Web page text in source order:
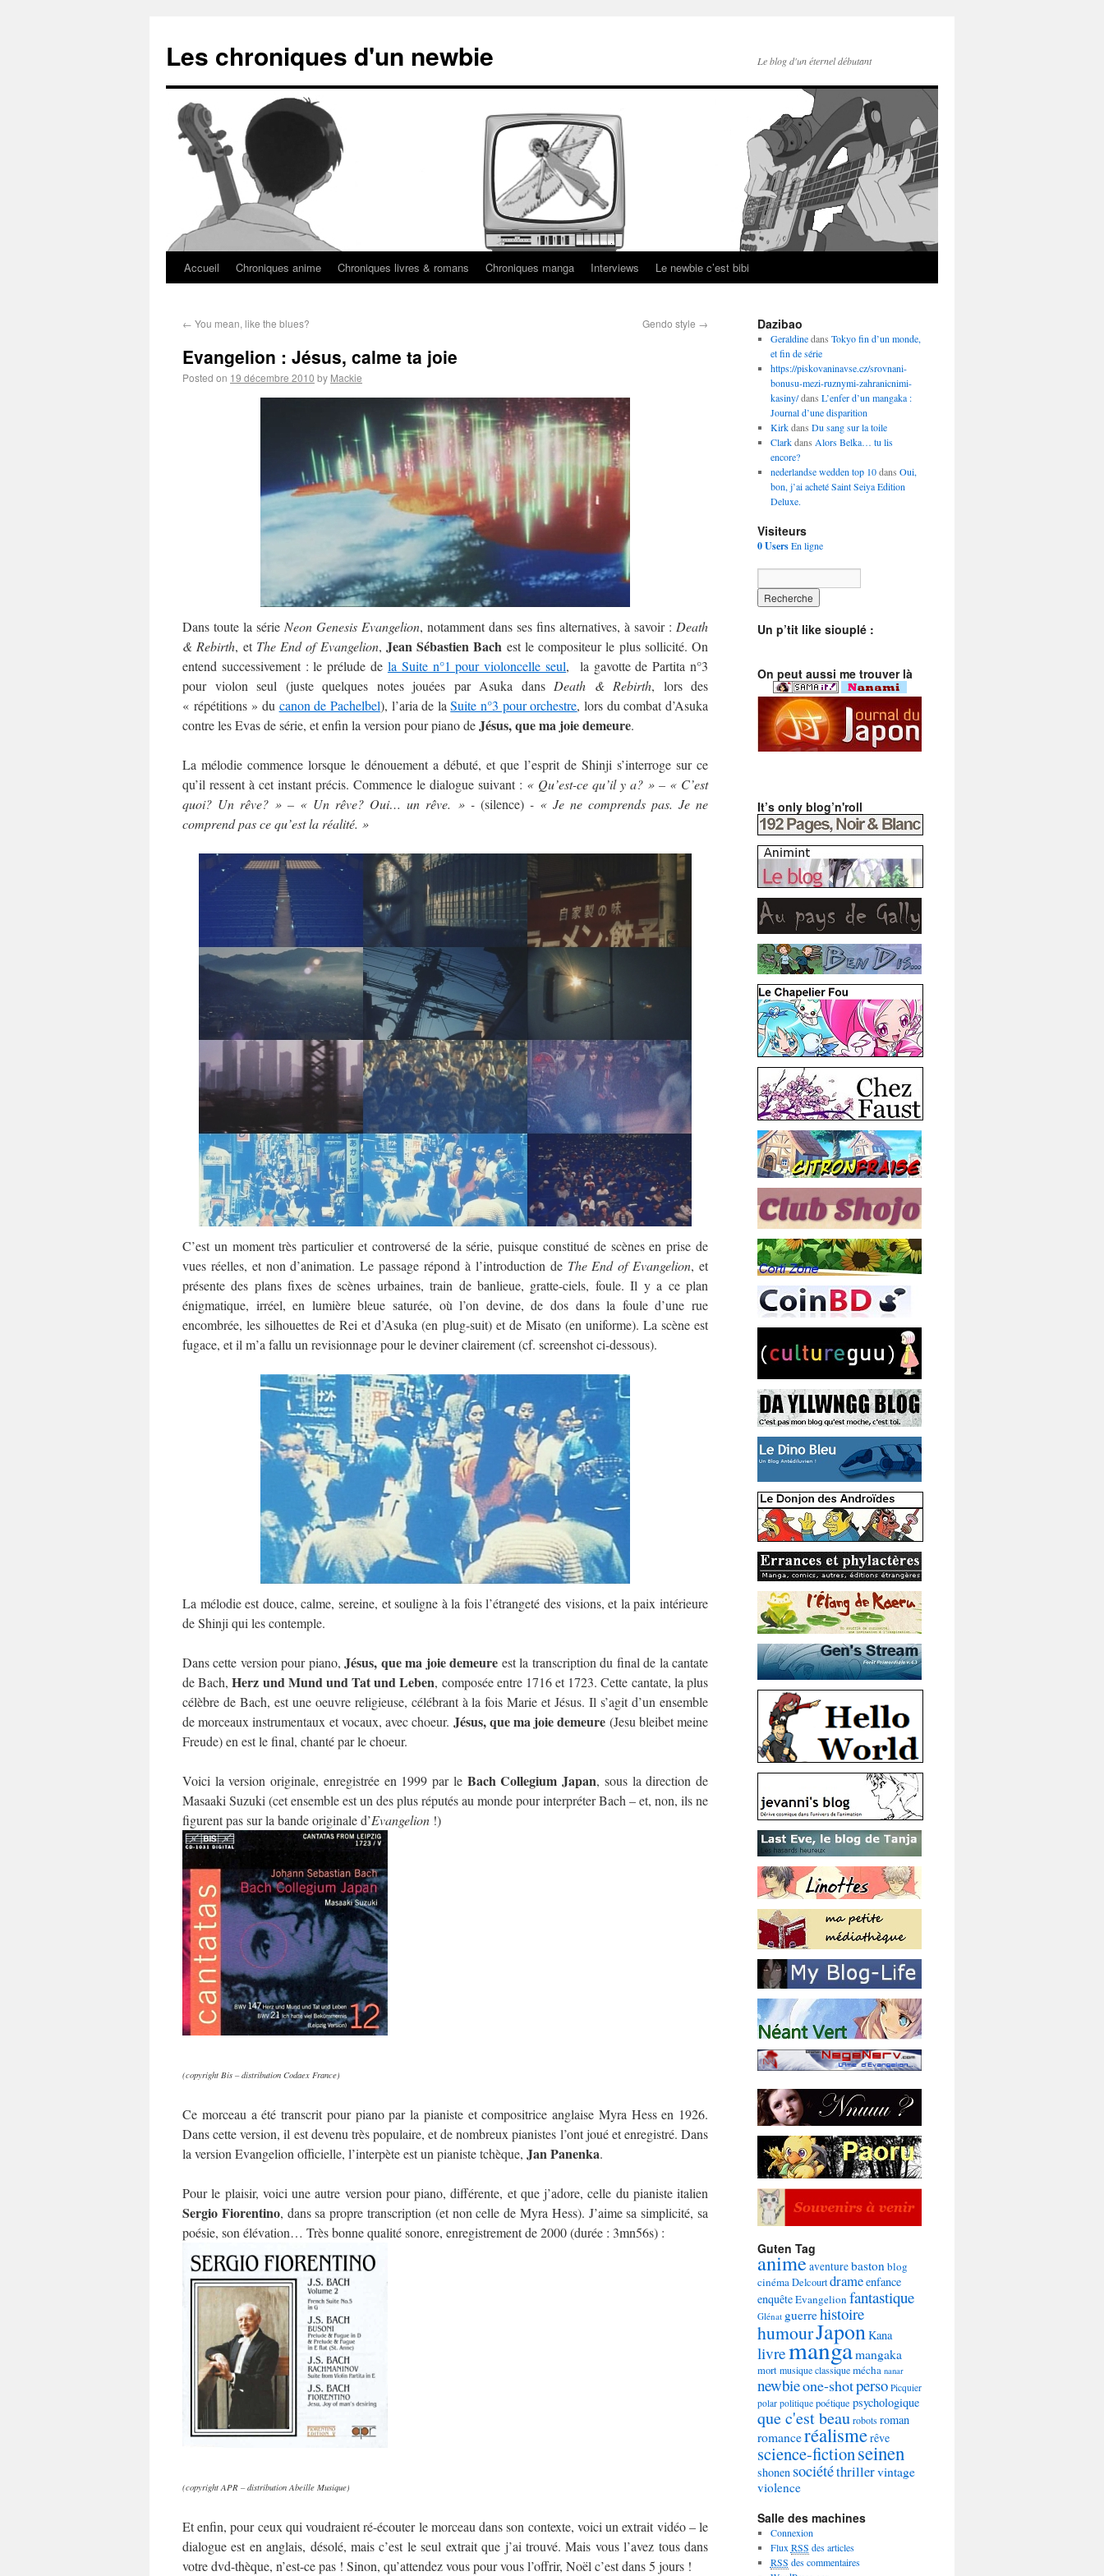
Les chroniques d'un newbie Le blog d'un éternel débutant
Accueil Chroniques anime Chroniques livres & romans Chroniques manga Interviews Le newbie c’est bibi
← You mean, like the blues? Gendo style →
Evangelion : Jésus, calme ta joie
Posted on 19 décembre 2010 by Mackie
Dans toute la série Neon Genesis Evangelion, notamment dans ses fins alternatives, à savoir : Death
& Rebirth, et The End of Evangelion, Jean Sébastien Bach est le compositeur le plus sollicité. On
entend successivement : le prélude de la Suite n°1 pour violoncelle seul, la gavotte de Partita n°3
pour violon seul (juste quelques notes jouées par Asuka dans Death & Rebirth, lors des
« répétitions » du canon de Pachelbel), l’aria de laSuite n°3 pour orchestre, lors du combat d’Asuka
contre les Evas de série, et enfin la version pour piano deJésus, que ma joie demeure.
La mélodie commence lorsque le dénouement a débuté, et que l’esprit de Shinji s’interroge sur ce
qu’il ressent à cet instant précis. Commence le dialogue suivant : « Qu’est-ce qu’il y a? » – « C’est
quoi? Un rêve? » – « Un rêve? Oui… un rêve. » -(silence) - « Je ne comprends pas. Je ne
comprend pas ce qu’est la réalité. »
C’est un moment très particulier et controversé de la série, puisque constitué de scènes en prise de
vues réelles, et non d’animation. Le passage répond à l’introduction de The End of Evangelion, et
présente des plans fixes de scènes urbaines, train de banlieue, gratte-ciels, foule. Il y a ce plan
énigmatique, irréel, en lumière bleue saturée, où l’on devine, de dos dans la foule d’une rue
encombrée, les silhouettes de Rei et d’Asuka (en plug-suit) et de Misato (en uniforme). La scène est
fugace, et il m’a fallu un revisionnage pour le deviner clairement (cf. screenshot ci-dessous).
La mélodie est douce, calme, sereine, et souligne à la fois l’étrangeté des visions, et la paix intérieure
de Shinji qui les contemple.
Dans cette version pour piano,Jésus, que ma joie demeure est la transcription du final de la cantate
de Bach,Herz und Mund und Tat und Leben, composée entre 1716 et 1723. Cette cantate, la plus
célèbre de Bach, est une oeuvre religieuse, célébrant à la fois Marie et Jésus. Il s’agit d’un ensemble
de morceaux instrumentaux et vocaux, avec choeur. Jésus, que ma joie demeure (Jesu bleibet meine
Freude) en est le final, chanté par le choeur.
Voici la version originale, enregistrée en 1999 par le Bach Collegium Japan, sous la direction de
Masaaki Suzuki (cet ensemble est un des plus réputés au monde pour interpréter Bach – et, non, ils ne
figurent pas sur la bande originale d’Evangelion !)
(copyright Bis – distribution Codaex France)
Ce morceau a été transcrit pour piano par la pianiste et compositrice anglaise Myra Hess en 1926.
Dans cette version, il est devenu très populaire, et de nombreux pianistes l’ont joué et enregistré. Dans
la version Evangelion officielle, l’interpète est un pianiste tchèque, Jan Panenka.
Pour le plaisir, voici une autre version pour piano, différente, et que j’adore, celle du pianiste italien
Sergio Fiorentino, dans sa propre transcription (et non celle de Myra Hess). J’aime sa simplicité, sa
poésie, son élévation… Très bonne qualité sonore, enregistrement de 2000 (durée : 3mn56s) :
(copyright APR – distribution Abeille Musique)
Et enfin, pour ceux qui voudraient ré-écouter le morceau dans son contexte, voici un extrait vidéo – le
dialogue est en anglais, désolé, mais c’est le seul extrait que j’ai trouvé. Mais vous l’avez tous dans
votre dvd-thèque, n’est-ce pas ! Sinon, qu’attendez vous pour vous l’offrir, Noël c’est dans 5 jours !
Dazibao
Geraldinedans Tokyo fin d’un monde,
et fin de série
https://piskovaninavse.cz/srovnani-
bonusu-mezi-ruznymi-zahranicnimi-
kasiny/dans L’enfer d’un mangaka :
Journal d’une disparition
Kirkdans Du sang sur la toile
Clarkdans Alors Belka… tu lis
encore?
nederlandse wedden top 10dans Oui,
bon, j’ai acheté Saint Seiya Edition
Deluxe.
Visiteurs
0 UsersEn ligne
Un p’tit like siouplé :
On peut aussi me trouver là
It’s only blog’n'roll
Guten Tag
animeaventurebaston blog
cinémaDelcourtdrameenfance
enquêteEvangelion fantastique
Glénat guerrehistoire
humourJapon Kana
livremangamangaka
mortmusique classiquemécha nanar
newbieone-shotperso Picquier
polar politique poétique psychologique
que c'est beaurobotsroman
romanceréalismerêve
science-fictionseinen
shonen sociététhrillervintage
violence
Salle des machines
Connexion
Flux RSS des articles
RSS des commentaires